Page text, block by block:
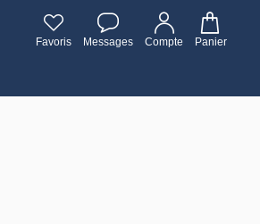
Favoris Messages Compte Panier